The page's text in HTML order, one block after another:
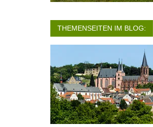
THEMENSEITEN IM BLOG: